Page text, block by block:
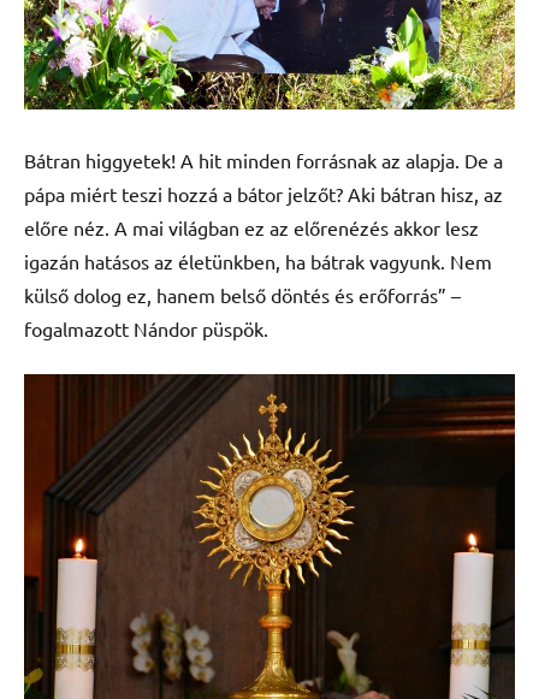
Bátran higgyetek! A hit minden forrásnak az alapja. De a
pápa miért teszi hozzá a bátor jelzőt? Aki bátran hisz, az
előre néz. A mai világban ez az előrenézés akkor lesz
igazán hatásos az életünkben, ha bátrak vagyunk. Nem
külső dolog ez, hanem belső döntés és erőforrás” –
fogalmazott Nándor püspök.